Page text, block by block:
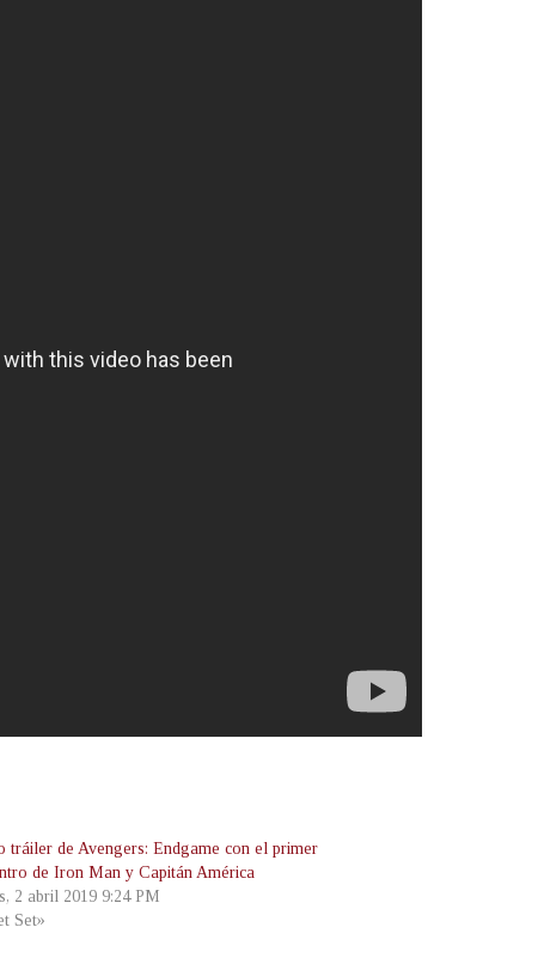
tráiler de Avengers: Endgame con el primer
de Iron Man y Capitán América
2 abril 2019 9:24 PM
Set»